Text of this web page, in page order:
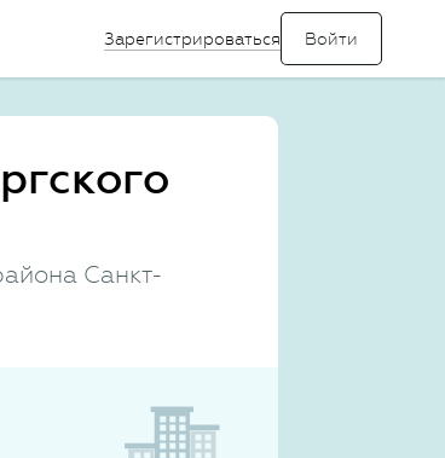
Зарегистрироваться
Санкт-